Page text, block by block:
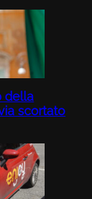
della
scortato